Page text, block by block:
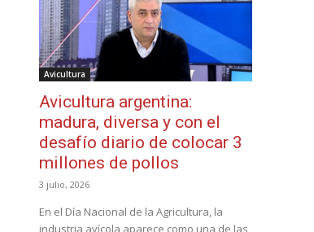
Avicultura
Avicultura argentina:
madura, diversa y con el
desafío diario de colocar 3
millones de pollos
3 julio, 2026
En el Día Nacional de la Agricultura, la
industria avícola aparece como una de las